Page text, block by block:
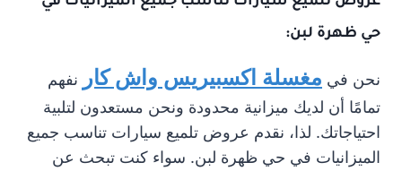
حي ظهرة لبن:
نحن في مغسلة اكسبيريس واش كار
نفهم
تمامًا أن لديك ميزانية محدودة ونحن مستعدون لتلبية
احتياجاتك. لذا، نقدم عروض تلميع سيارات تناسب جميع
الميزانيات في حي ظهرة لبن. سواء كنت تبحث عن